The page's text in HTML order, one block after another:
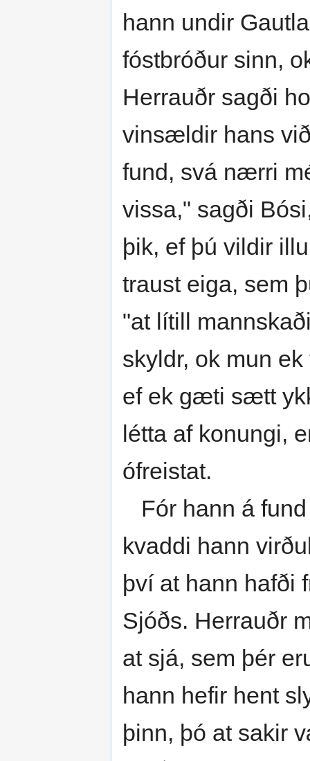
hann undir
fóstbróður sinn,
Herrauðr sagði
vinsældir hans
fund, svá nærri
vissa," sagði
þik, ef þú vildir
traust eiga, sem
"at lítill
skyldr, ok mun
ef ek gæti sætt
létta af konungi,
ófreistat.
Fór hann á
kvaddi hann
því at hann hafði
Sjóðs. Herrauðr
at sjá, sem þér
hann hefir hent
þinn, þó at sakir